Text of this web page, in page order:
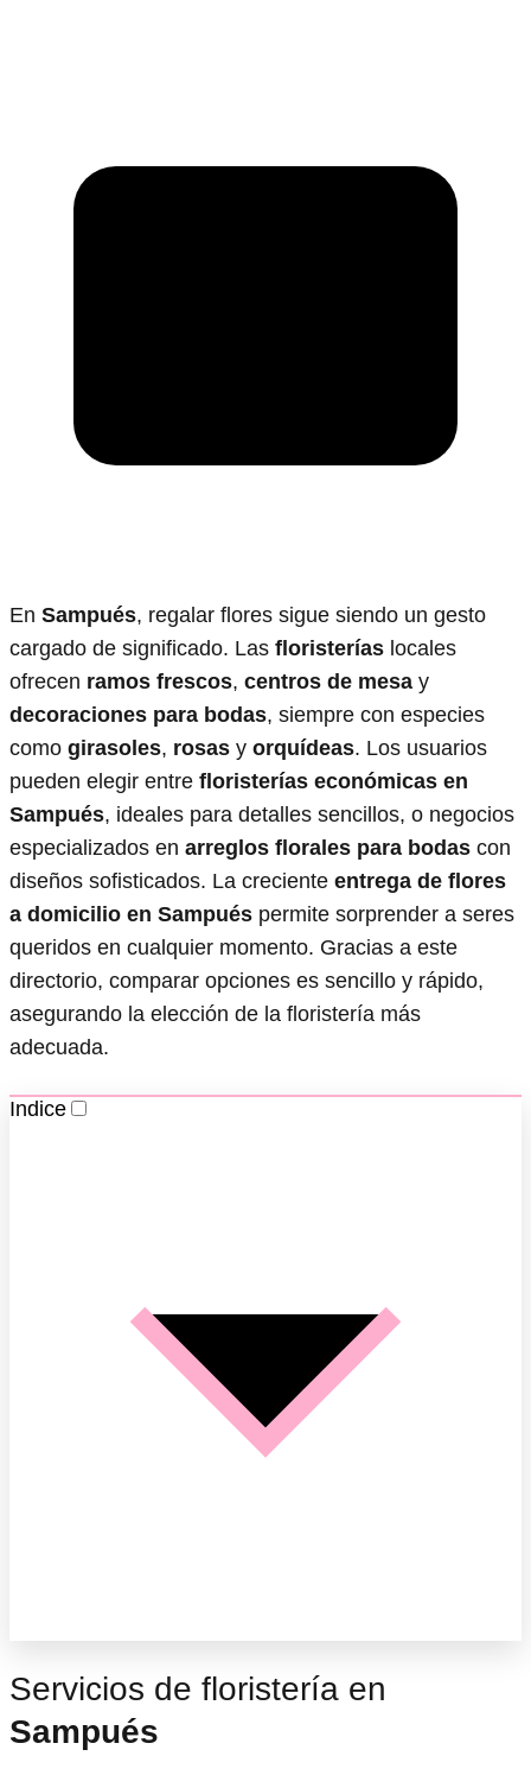
En Sampués, regalar flores sigue siendo un gesto
cargado de significado. Las floristerías locales
ofrecen ramos frescos, centros de mesa y
decoraciones para bodas, siempre con especies
como girasoles, rosas y orquídeas. Los usuarios
pueden elegir entre floristerías económicas en
Sampués, ideales para detalles sencillos, o negocios
especializados en arreglos florales para bodas con
diseños sofisticados. La creciente entrega de flores
a domicilio en Sampués permite sorprender a seres
queridos en cualquier momento. Gracias a este
directorio, comparar opciones es sencillo y rápido,
asegurando la elección de la floristería más
adecuada.
Indice
Servicios de floristería en
Sampués